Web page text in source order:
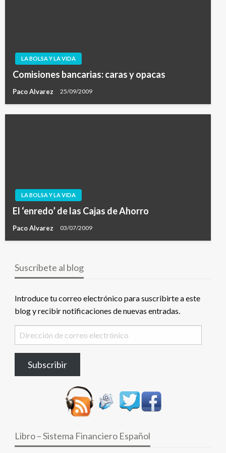
LA BOLSA Y LA VIDA
Comisiones bancarias: caras y opacas
Paco Alvarez 25/09/2009
LA BOLSA Y LA VIDA
El ‘enredo’ de las Cajas de Ahorro
Paco Alvarez 03/07/2009
Suscríbete al blog
Introduce tu correo electrónico para suscribirte a este
blog y recibir notificaciones de nuevas entradas.
Dirección
de
electrónico
Subscribir
Libro – Sistema Financiero Español